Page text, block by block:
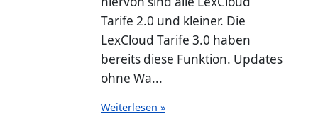
Tarife 2.0 und kleiner. Die
LexCloud Tarife 3.0 haben
bereits diese Funktion. Updates
ohne Wa...
Weiterlesen »